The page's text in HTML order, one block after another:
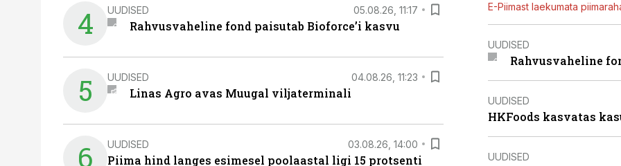
4 UUDISED 05.08.26, 11:17
Rahvusvaheline fond paisutab Bioforce’i kasvu
5 UUDISED 04.08.26, 11:23
Linas Agro avas Muugal viljaterminali
6 UUDISED 03.08.26, 14:00
Piima hind langes esimesel poolaastal ligi 15 protsenti
E-Piimast laekumata
UUDISED
Rahvusvaheline
UUDISED
HKFoods kasvatas
UUDISED